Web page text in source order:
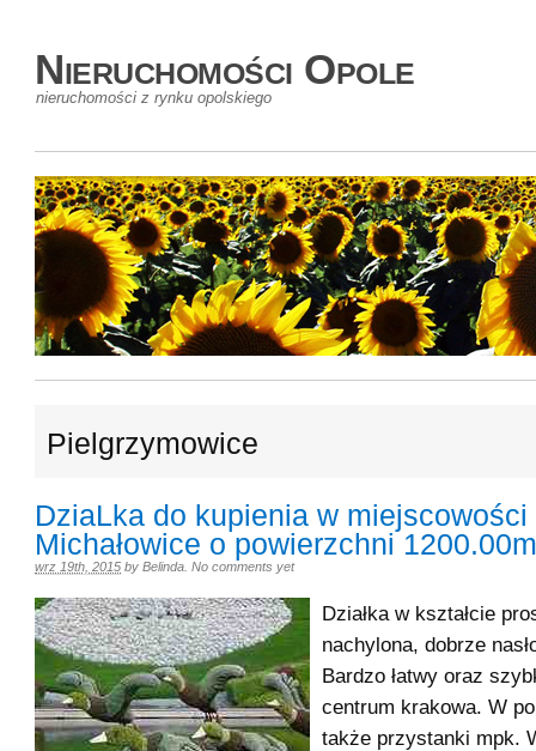
Nieruchomości Opole
nieruchomości z rynku opolskiego
Pielgrzymowice
DziaLka do kupienia w miejscowości
Michałowice o powierzchni
wrz 19th, 2015 by Belinda No comments yet
Działka w kształcie
nachylona, dobrze
Bardzo łatwy oraz
centrum krakowa. W
także przystanki mpk.